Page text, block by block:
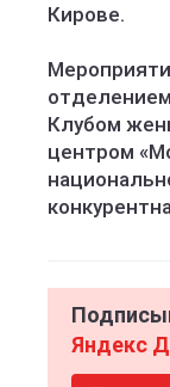
Кирове.
Клубом
центром
Яндекс